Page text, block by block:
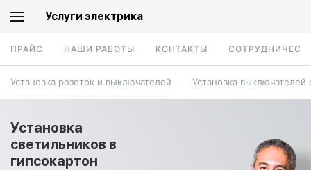
Услуги электрика
ПРАЙС НАШИ РАБОТЫ КОНТАКТЫ
Установка розеток и выключателей Установка выключателей
Установка
светильников в
гипсокартон